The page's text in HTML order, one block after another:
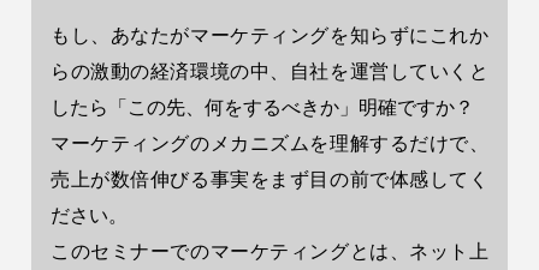
もし、あなたがマーケティングを知らずにこれか
らの激動の経済環境の中、自社を運営していくと
したら「この先、何をするべきか」明確ですか？
マーケティングのメカニズムを理解するだけで、
売上が数倍伸びる事実をまず目の前で体感してく
ださい。
このセミナーでのマーケティングとは、ネット上